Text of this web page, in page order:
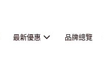
最新優惠 品牌總覽